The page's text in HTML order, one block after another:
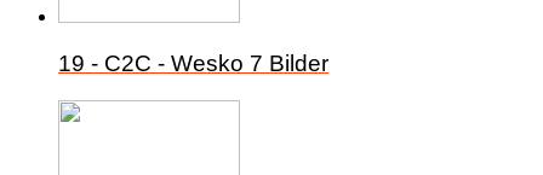
19 - C2C - Wesko 7 Bilder